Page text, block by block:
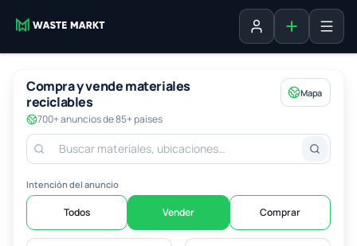
Iniciar sesión
Agregar
Compra y vende materiales
reciclables
700+ anuncios de 85+ países
Mapa
Intención del anuncio
Todos Vender Comprar